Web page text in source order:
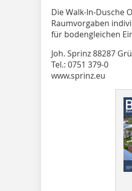
Die Walk-In-Dusche
Raumvorgaben
für bodengleichen
Joh. Sprinz 88287
Tel.: 0751 379-0
www.sprinz.eu